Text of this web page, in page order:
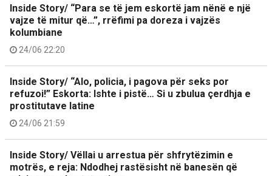
Inside Story/ “Para se të jem eskortë jam nënë e një
vajze të mitur që…”, rrëfimi pa doreza i vajzës
kolumbiane
24/06 22:20
Inside Story/ “Alo, policia, i pagova për seks por
refuzoi!” Eskorta: Ishte i pistë… Si u zbulua çerdhja e
prostitutave latine
24/06 21:59
Inside Story/ Vëllai u arrestua për shfrytëzimin e
motrës, e reja: Ndodhej rastësisht në banesën që